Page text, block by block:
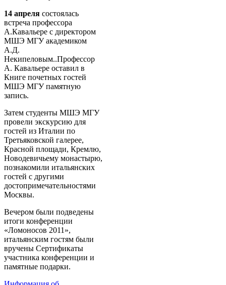
14 апреля состоялась
встреча профессора
А.Кавальере с директором
МШЭ МГУ академиком
А.Д.
Некипеловым..Профессор
А. Кавальере оставил в
Книге почетных гостей
МШЭ МГУ памятную
запись.
Затем студенты МШЭ МГУ
провели экскурсию для
гостей из Италии по
Третьяковской галерее,
Красной площади, Кремлю,
Новодевичьему монастырю,
познакомили итальянских
гостей с другими
достопримечательностями
Москвы.
Вечером были подведены
итоги конференции
«Ломоносов 2011»,
итальянским гостям были
вручены Сертификаты
участника конференции и
памятные подарки.